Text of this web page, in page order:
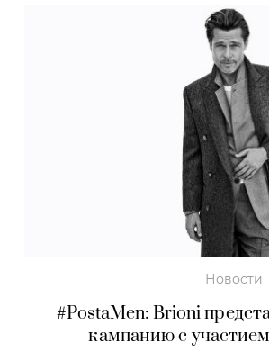
Новости
#PostaMen: Brioni
кампанию с